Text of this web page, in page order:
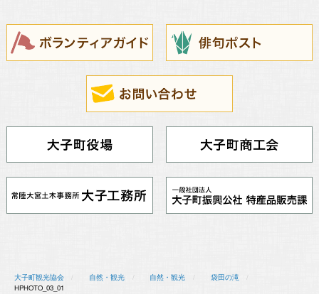
大子町観光協会 自然・観光 自然・観光
袋田の滝
HPHOTO_03_01